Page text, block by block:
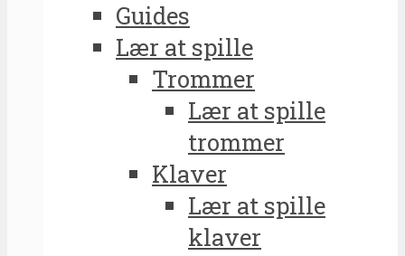
Guides
Lær at spille
Trommer
Lær at spille
trommer
Klaver
Lær at spille
klaver